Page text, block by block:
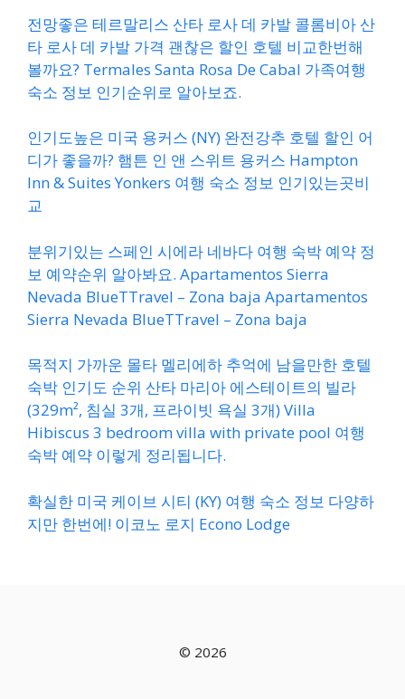
전망좋은 테르말리스 산타 로사 데 카발 콜롬비아 산
타 로사 데 카발 가격 괜찮은 할인 호텔 비교한번해
볼까요? Termales Santa Rosa De Cabal 가족여행
숙소 정보 인기순위로 알아보죠.
인기도높은 미국 용커스 (NY) 완전강추 호텔 할인 어
디가 좋을까? 햄튼 인 앤 스위트 용커스 Hampton
Inn & Suites Yonkers 여행 숙소 정보 인기있는곳비
교
분위기있는 스페인 시에라 네바다 여행 숙박 예약 정
보 예약순위 알아봐요. Apartamentos Sierra
Nevada BlueTTravel – Zona baja Apartamentos
Sierra Nevada BlueTTravel – Zona baja
목적지 가까운 몰타 멜리에하 추억에 남을만한 호텔
숙박 인기도 순위 산타 마리아 에스테이트의 빌라
(329m², 침실 3개, 프라이빗 욕실 3개) Villa
Hibiscus 3 bedroom villa with private pool 여행
숙박 예약 이렇게 정리됩니다.
확실한 미국 케이브 시티 (KY) 여행 숙소 정보 다양하
지만 한번에! 이코노 로지 Econo Lodge
© 2026